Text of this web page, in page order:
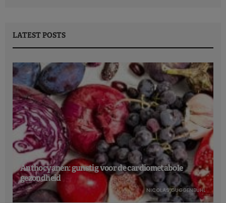
LATEST POSTS
Anthocyanen: gunstig voor de cardiometabole
gezondheid
NICOLAS GUGGENBÜHL